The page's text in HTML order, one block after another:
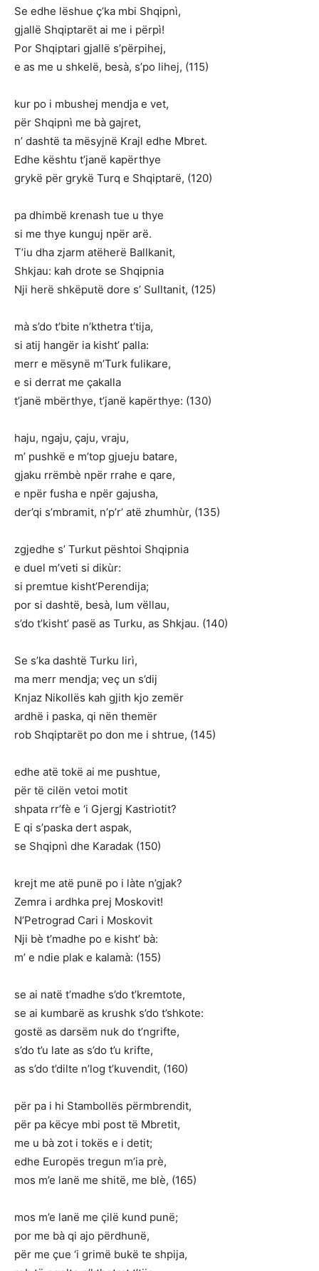
Se edhe lëshue ç’ka mbi Shqipnì,
gjallë Shqiptarët ai me i përpì!
Por Shqiptari gjallë s’përpihej,
e as me u shkelë, besà, s’po lihej, (115)
kur po i mbushej mendja e vet,
për Shqipnì me bà gajret,
n’ dashtë ta mësyjnë Krajl edhe Mbret.
Edhe kështu t’janë kapërthye
grykë për grykë Turq e Shqiptarë, (120)
pa dhimbë krenash tue u thye
si me thye kunguj npër arë.
T’iu dha zjarm atëherë Ballkanit,
Shkjau: kah drote se Shqipnia
Nji herë shkëputë dore s’ Sulltanit, (125)
mà s’do t’bite n’kthetra t’tija,
si atij hangër ia kisht’ palla:
merr e mësynë m’Turk fulikare,
e si derrat me çakalla
t’janë mbërthye, t’janë kapërthye: (130)
haju, ngaju, çaju, vraju,
m’ pushkë e m’top gjueju batare,
gjaku rrëmbè npër rrahe e qare,
e npër fusha e npër gajusha,
der’qi s’mbramit, n’p’r’ atë zhumhùr, (135)
zgjedhe s’ Turkut pështoi Shqipnia
e duel m’veti si dikùr:
si premtue kisht’Perendija;
por si dashtë, besà, lum vëllau,
s’do t’kisht’ pasë as Turku, as Shkjau. (140)
Se s’ka dashtë Turku lirì,
ma merr mendja; veç un s’dij
Knjaz Nikollës kah gjith kjo zemër
ardhë i paska, qi nën themër
rob Shqiptarët po don me i shtrue, (145)
edhe atë tokë ai me pushtue,
për të cilën vetoi motit
shpata rr’fè e ‘i Gjergj Kastriotit?
E qi s’paska dert aspak,
se Shqipnì dhe Karadak (150)
krejt me atë punë po i làte n’gjak?
Zemra i ardhka prej Moskovit!
N’Petrograd Cari i Moskovit
Nji bè t’madhe po e kisht’ bà:
m’ e ndie plak e kalamà: (155)
se ai natë t’madhe s’do t’kremtote,
se ai kumbarë as krushk s’do t’shkote:
gostë as darsëm nuk do t’ngrifte,
s’do t’u late as s’do t’u krifte,
as s’do t’dilte n’log t’kuvendit, (160)
për pa i hi Stambollës përmbrendit,
për pa këcye mbi post të Mbretit,
me u bà zot i tokës e i detit;
edhe Europës tregun m’ia prè,
mos m’e lanë me shitë, me blè, (165)
mos m’e lanë me çilë kund punë;
por me bà qi ajo përdhunë,
për me çue ‘i grimë bukë te shpija,